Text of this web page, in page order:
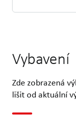
Vybavení
Zde zobrazená
lišit od aktuální